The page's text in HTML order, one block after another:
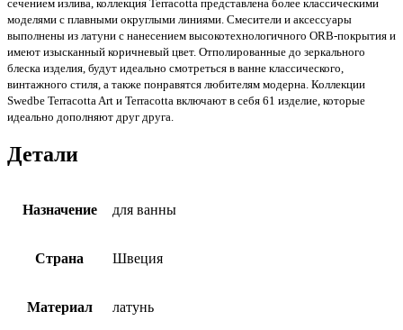
сечением излива, коллекция Terracotta представлена более классическими
моделями с плавными округлыми линиями. Смесители и аксессуары
выполнены из латуни с нанесением высокотехнологичного ORB-покрытия и
имеют изысканный коричневый цвет. Отполированные до зеркального
блеска изделия, будут идеально смотреться в ванне классического,
винтажного стиля, а также понравятся любителям модерна. Коллекции
Swedbe Terracotta Art и Terracotta включают в себя 61 изделие, которые
идеально дополняют друг друга.
Детали
Назначение для ванны
Страна Швеция
Материал латунь